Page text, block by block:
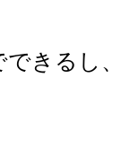
きるし